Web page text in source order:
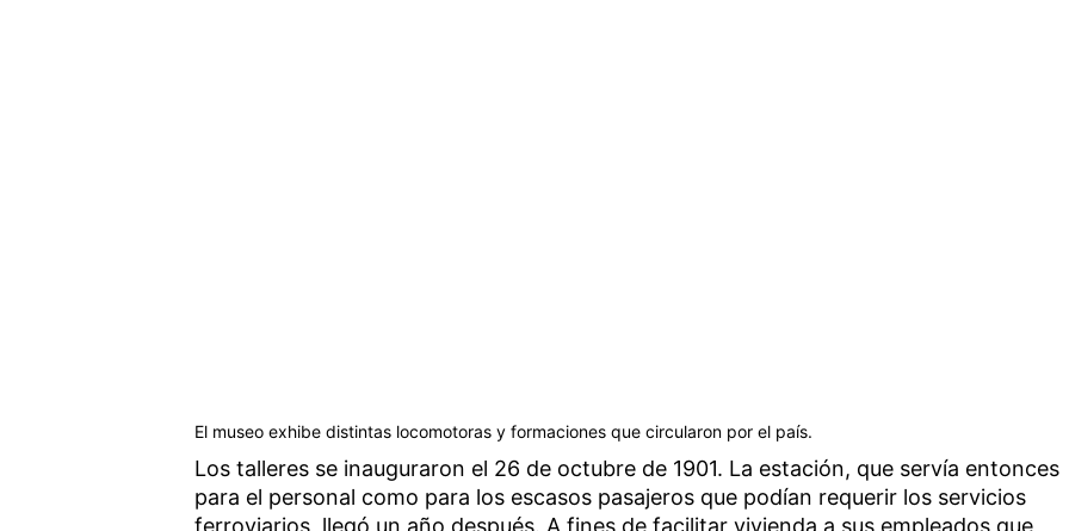
El museo exhibe distintas locomotoras y formaciones que circularon por el país.
Los talleres se inauguraron el 26 de octubre de 1901. La estación, que servía entonces
para el personal como para los escasos pasajeros que podían requerir los servicios
ferroviarios, llegó un año después. A fines de facilitar vivienda a sus empleados que